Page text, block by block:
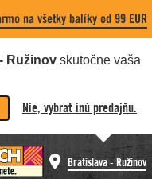
na všetky balíky od 99 EUR
Ružinov skutočne vaša
Nie, vybrať inú predajňu.
Bratislava - Ružinov